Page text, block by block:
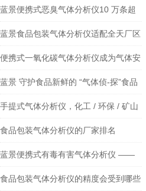
蓝景便携式恶臭气体分析仪10 万条超
大存储 + 双接口传输
蓝景食品包装气体分析仪适配全天厂区
多点不间断巡检
便携式一氧化碳气体分析仪成为气体安
全防护领域的核心装备
蓝景 守护食品新鲜的 “气体侦-探”食品
包装气体分析仪让货架期管理更精准
手提式气体分析仪，化工 / 环保 / 矿山
天天用的 “省心利器”
食品包装气体分析仪的厂家排名
蓝景便携式有毒有害气体分析仪 ——
精准与高效的完-美融合
食品包装气体分析仪的精度会受到哪些